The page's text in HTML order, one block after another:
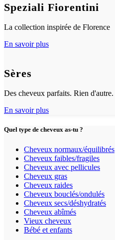
Speziali Fiorentini
La collection inspirée de Florence
En savoir plus
Sères
Des cheveux parfaits. Rien d'autre.
En savoir plus
Quel type de cheveux as-tu ?
Cheveux normaux/équilibrés
Cheveux faibles/fragiles
Cheveux avec pellicules
Cheveux gras
Cheveux raides
Cheveux bouclés/ondulés
Cheveux secs/déshydratés
Cheveux abîmés
Vieux cheveux
Bébé et enfants